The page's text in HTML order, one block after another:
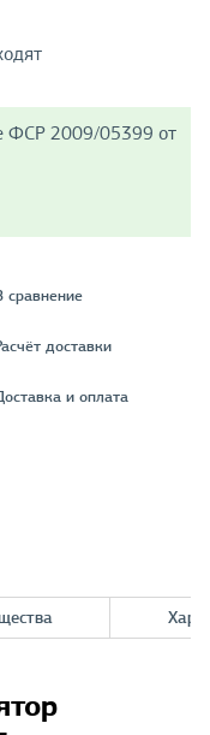
ФСР 2009/05399 от
сравнение
доставки
и оплата